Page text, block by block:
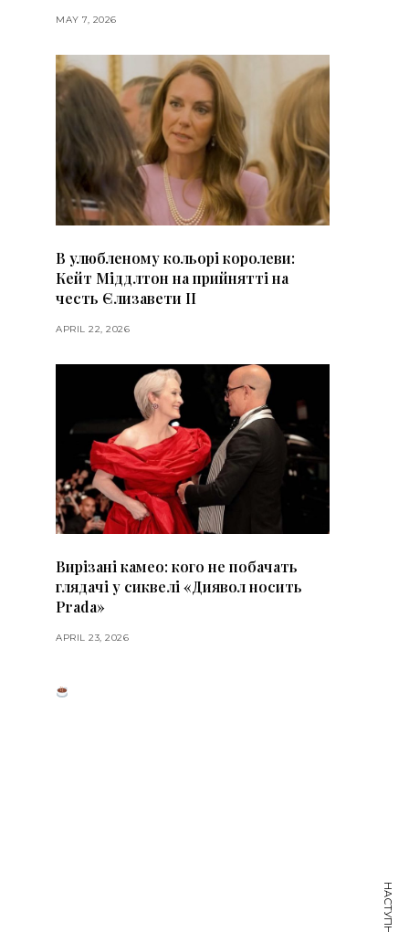
MAY 7, 2026
В улюбленому кольорі королеви:
Кейт Міддлтон на прийнятті на
честь Єлизавети II
APRIL 22, 2026
Вирізані камео: кого не побачать
глядачі у сиквелі «Диявол носить
Prada»
APRIL 23, 2026